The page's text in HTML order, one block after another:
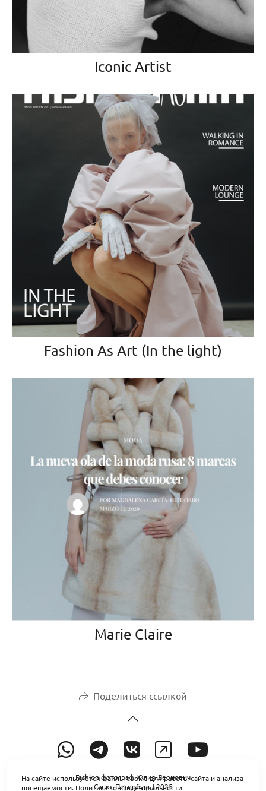
Iconic Artist
Fashion As Art (In the light)
Marie Claire
Поделиться ссылкой
Fashion фотограф Юлия Леонович
Санкт-Петербург | 2025
На сайте используются файлы cookie для работы сайта и анализа
посещаемости. Политика конфиденциальности